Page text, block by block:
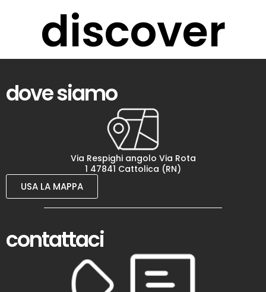
discover
dove siamo
Via Respighi angolo Via Rota
1 47841 Cattolica (RN)
USA LA MAPPA
contattaci